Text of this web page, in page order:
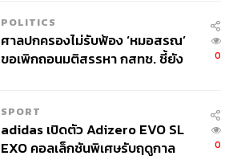
POLITICS
ศาลปกครองไม่รับฟ้อง ‘หมอสรณ’
ขอเพิกถอนมติสรรหา กสทช. ชี้ยัง
0
SPORT
adidas เปิดตัว Adizero EVO SL
EXO คอลเล็กชันพิเศษรับฤดูกาล
0